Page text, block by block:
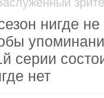
нигде не
серии
нет